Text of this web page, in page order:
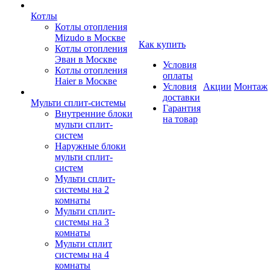
Котлы
Котлы отопления
Mizudo в Москве
Котлы отопления
Эван в Москве
Котлы отопления
Haier в Москве
Мульти сплит-системы
Внутренние блоки
мульти сплит-
систем
Наружные блоки
мульти сплит-
систем
Мульти сплит-
системы на 2
комнаты
Мульти сплит-
системы на 3
комнаты
Мульти сплит
системы на 4
комнаты
Как купить
Условия
оплаты
Условия
доставки
Гарантия
на товар
Акции Монтаж